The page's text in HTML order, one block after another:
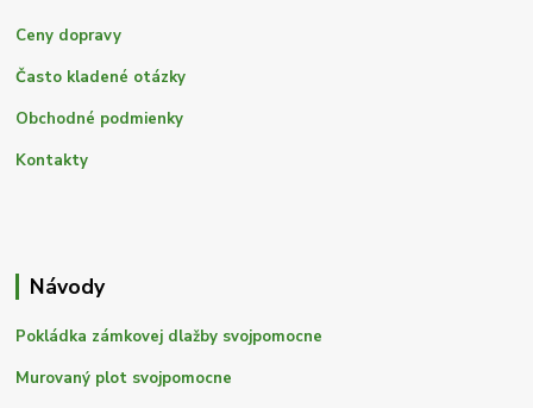
Ceny dopravy
Často kladené otázky
Obchodné podmienky
Kontakty
Návody
Pokládka zámkovej dlažby svojpomocne
Murovaný plot svojpomocne